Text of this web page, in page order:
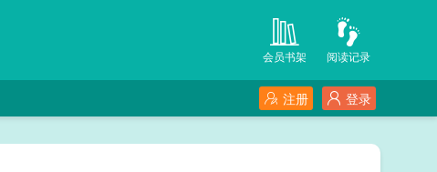
阅读记录
会员书架
登录
注册